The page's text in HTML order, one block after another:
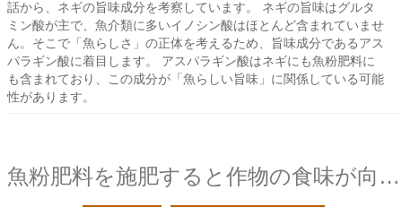
話から、ネギの旨味成分を考察しています。 ネギの旨味はグルタ
ミン酸が主で、魚介類に多いイノシン酸はほとんど含まれていませ
ん。そこで「魚らしさ」の正体を考えるため、旨味成分であるアス
パラギン酸に着目します。 アスパラギン酸はネギにも魚粉肥料に
も含まれており、この成分が「魚らしい旨味」に関係している可能
性があります。
魚粉肥料を施肥すると作物の食味が向上するのは何故だろう？